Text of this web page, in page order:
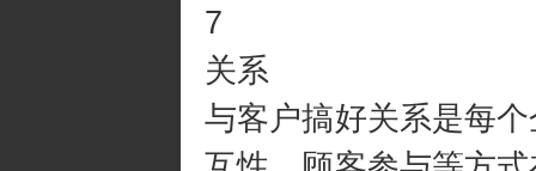
7
关系
与客户搞好关系是每